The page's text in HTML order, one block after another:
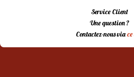
Service Client
Une question ?
Contactez-nous via